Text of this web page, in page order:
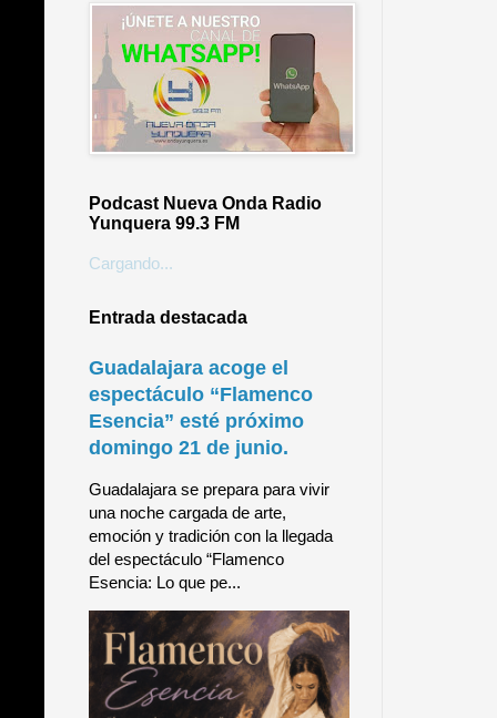
Podcast Nueva Onda Radio
Yunquera 99.3 FM
Cargando...
Entrada destacada
Guadalajara acoge el
espectáculo “Flamenco
Esencia” esté próximo
domingo 21 de junio.
Guadalajara se prepara para vivir
una noche cargada de arte,
emoción y tradición con la llegada
del espectáculo “Flamenco
Esencia: Lo que pe...